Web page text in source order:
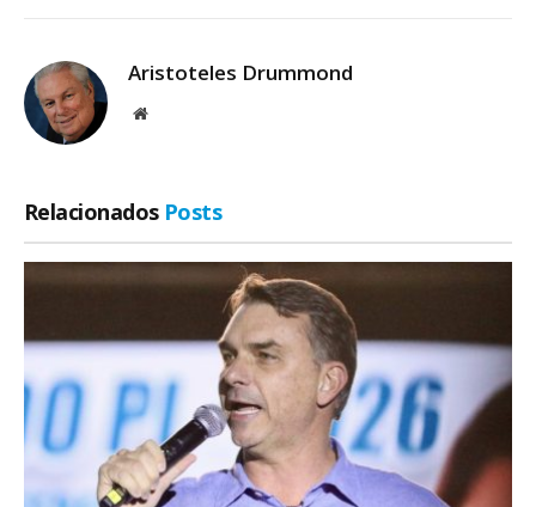
Aristoteles Drummond
Site
Relacionados Posts